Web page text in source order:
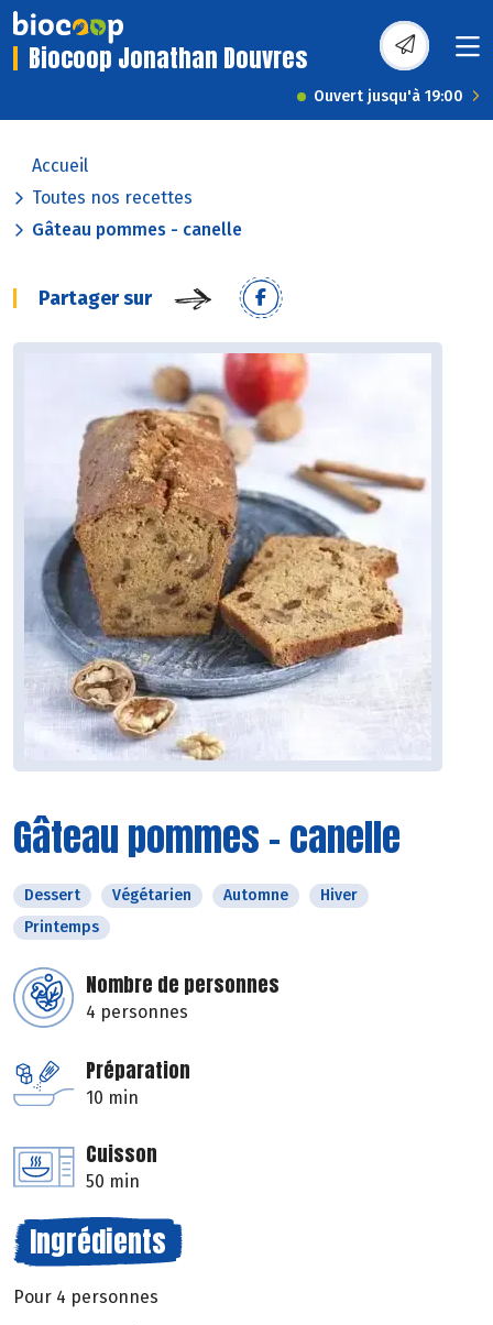
Biocoop Jonathan Douvres
Ouvert jusqu'à 19:00
Accueil
Toutes nos recettes
Gâteau pommes - canelle
Partager sur
Gâteau pommes - canelle
Dessert Végétarien Automne
Hiver
Printemps
Nombre de personnes
4 personnes
Préparation
10 min
Cuisson
50 min
Ingrédients
Pour 4 personnes